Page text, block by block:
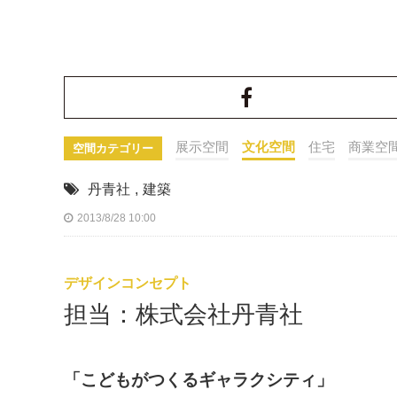
空間カテゴリー 展示空間 文化空間 住宅 商業空
丹青社 , 建築
2013/8/28 10:00
デザインコンセプト
担当：株式会社丹青社
「こどもがつくるギャラクシティ」